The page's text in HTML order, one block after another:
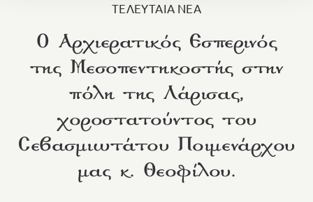
ΤΕΛΕΥΤΑΙΑ ΝΕΑ
Ο Αρχιερατικός Εσπερινός
της Μεσοπεντηκοστής στην
πόλη της Λάρισας,
χοροστατούντος του
Σεβασμιωτάτου Ποιμενάρχου
μας κ. Θεοφίλου.